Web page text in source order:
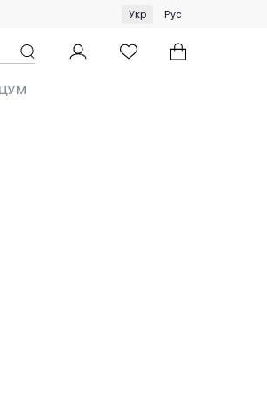
на одяг та хустки ЦУМ by GUNIA
Укр Рус